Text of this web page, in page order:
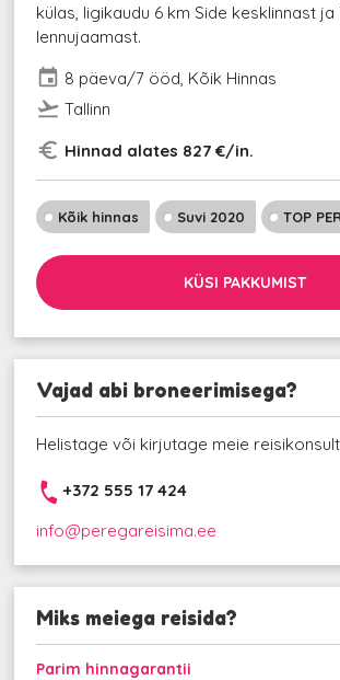
külas, ligikaudu 6 km Side kesklinnast
lennujaamast.
event 8 päeva/7 ööd, Kõik Hinnas
flight_takeoff Tallinn
euro_symbol Hinnad alates 827 €/in.
Kõik hinnas Suvi 2020 TOP
KÜSI PAKKUMIST
Vajad abi broneerimisega?
Helistage või kirjutage meie
+372 555 17 424
info@peregareisima.ee
Miks meiega reisida?
Parim hinnagarantii